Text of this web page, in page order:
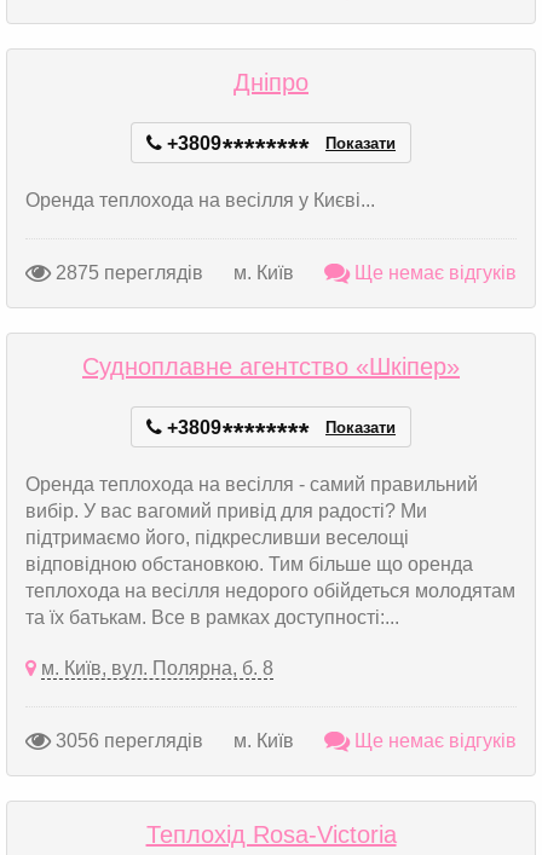
Дніпро
+3809******** Показати
Оренда теплохода на весілля у Києві...
2875 переглядів м. Київ Ще немає відгуків
Судноплавне агентство «Шкіпер»
+3809******** Показати
Оренда теплохода на весілля - самий правильний
вибір. У вас вагомий привід для радості? Ми
підтримаємо його, підкресливши веселощі
відповідною обстановкою. Тим більше що оренда
теплохода на весілля недорого обійдеться молодятам
та їх батькам. Все в рамках доступності:...
м. Київ, вул. Полярна, б. 8
3056 переглядів м. Київ Ще немає відгуків
Теплохід Rosa-Victoria